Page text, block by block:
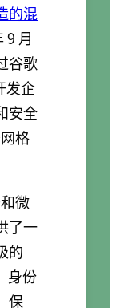
的混
9 月
谷歌
发企
安全
格
微
了一
的
身份
保